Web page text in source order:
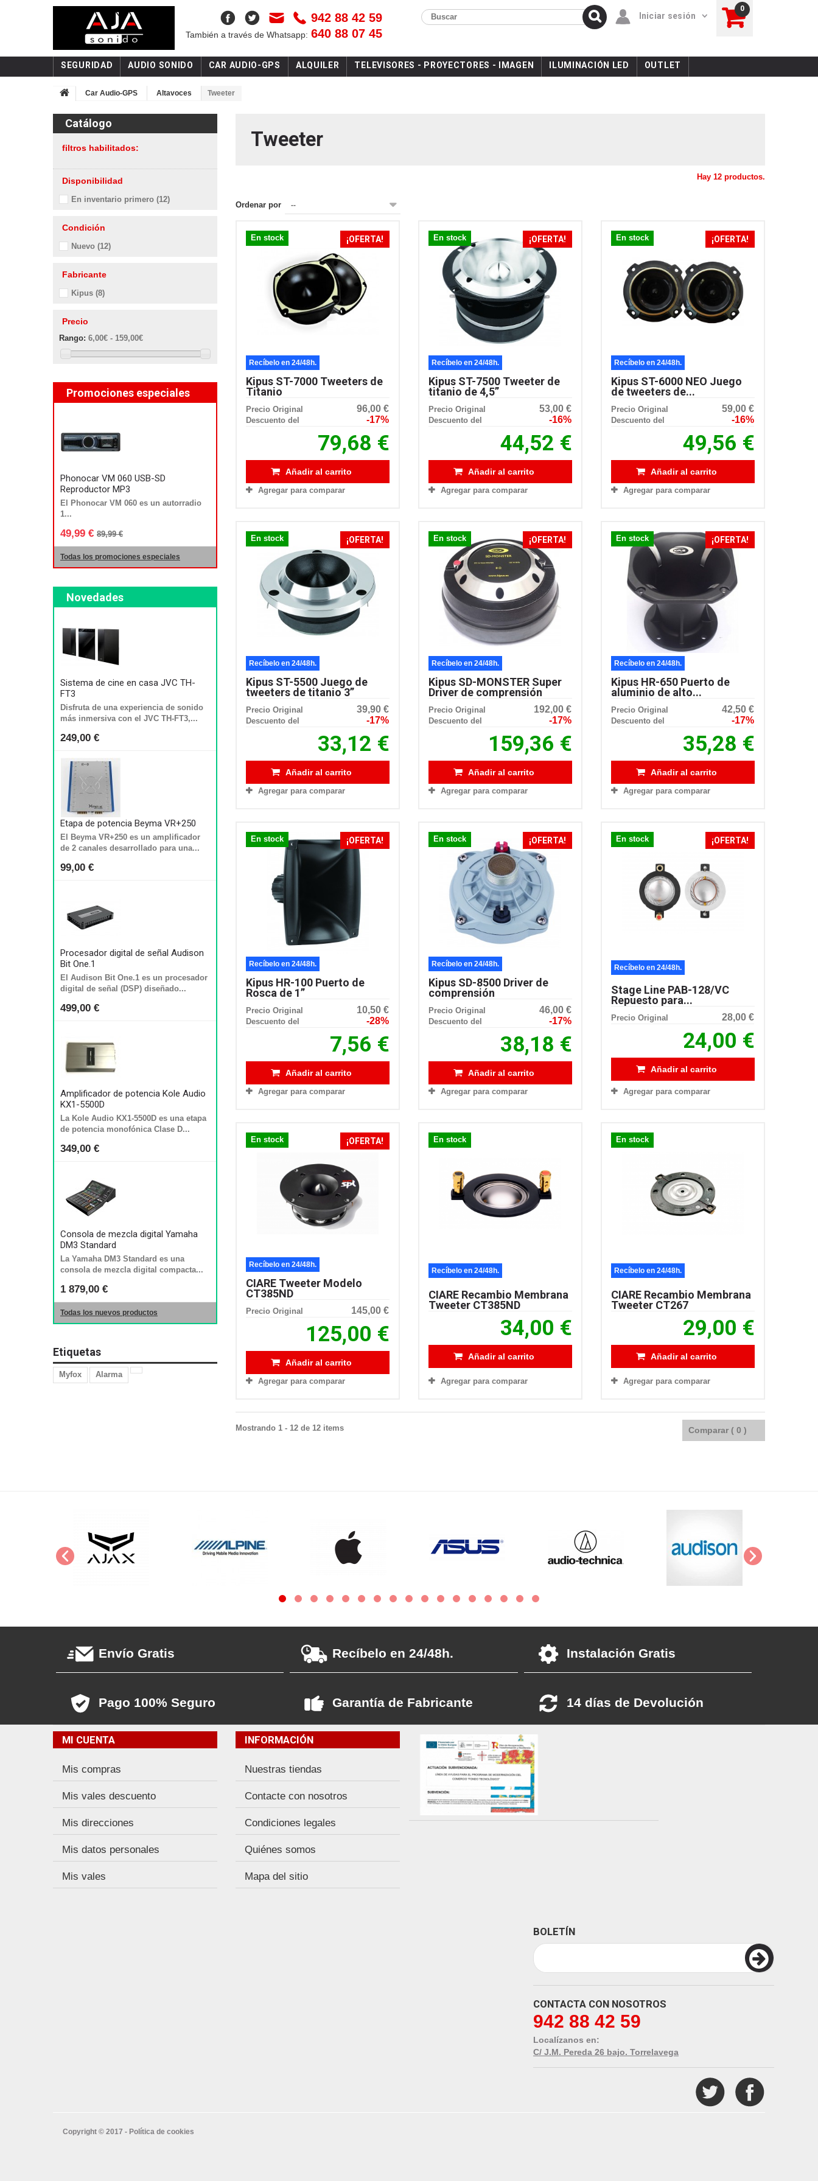
942 88 42 59
También a través de Whatsapp: 640 88 07 45
Buscar Iniciar sesión
0
SEGURIDAD AUDIO SONIDO CAR AUDIO-GPS ALQUILER TELEVISORES - PROYECTORES - IMAGEN ILUMINACIÓN LED OUTLET
Car Audio-GPS Altavoces Tweeter
Tweeter
Hay 12 productos.
Ordenar por --
En stock ¡OFERTA!
Recíbelo en 24/48h.
Kipus ST-7000 Tweeters de
Titanio
Precio Original 96,00 €
Descuento del -17%
79,68 €
Añadir al carrito
Agregar para comparar
En stock ¡OFERTA!
Recíbelo en 24/48h.
Kipus ST-7500 Tweeter de
titanio de 4,5”
Precio Original 53,00 €
Descuento del -16%
44,52 €
Añadir al carrito
Agregar para comparar
En stock ¡OFERTA!
Recíbelo en 24/48h.
Kipus ST-6000 NEO Juego
de tweeters de...
Precio Original 59,00 €
Descuento del -16%
49,56 €
Añadir al carrito
Agregar para comparar
En stock ¡OFERTA!
Recíbelo en 24/48h.
Kipus ST-5500 Juego de
tweeters de titanio 3”
Precio Original 39,90 €
Descuento del -17%
33,12 €
Añadir al carrito
Agregar para comparar
En stock ¡OFERTA!
Recíbelo en 24/48h.
Kipus SD-MONSTER Super
Driver de comprensión
Precio Original 192,00 €
Descuento del -17%
159,36 €
Añadir al carrito
Agregar para comparar
En stock ¡OFERTA!
Recíbelo en 24/48h.
Kipus HR-650 Puerto de
aluminio de alto...
Precio Original 42,50 €
Descuento del -17%
35,28 €
Añadir al carrito
Agregar para comparar
En stock ¡OFERTA!
Recíbelo en 24/48h.
Kipus HR-100 Puerto de
Rosca de 1”
Precio Original 10,50 €
Descuento del -28%
7,56 €
Añadir al carrito
Agregar para comparar
En stock ¡OFERTA!
Recíbelo en 24/48h.
Kipus SD-8500 Driver de
comprensión
Precio Original 46,00 €
Descuento del -17%
38,18 €
Añadir al carrito
Agregar para comparar
En stock ¡OFERTA!
Recíbelo en 24/48h.
Stage Line PAB-128/VC
Repuesto para...
Precio Original 28,00 €
24,00 €
Añadir al carrito
Agregar para comparar
En stock ¡OFERTA!
Recíbelo en 24/48h.
CIARE Tweeter Modelo
CT385ND
Precio Original 145,00 €
125,00 €
Añadir al carrito
Agregar para comparar
En stock
Recíbelo en 24/48h.
CIARE Recambio Membrana
Tweeter CT385ND
34,00 €
Añadir al carrito
Agregar para comparar
En stock
Recíbelo en 24/48h.
CIARE Recambio Membrana
Tweeter CT267
29,00 €
Añadir al carrito
Agregar para comparar
Comparar ( 0 )
Mostrando 1 - 12 de 12 items
Catálogo
filtros habilitados:
Disponibilidad
En inventario primero (12)
Condición
Nuevo (12)
Fabricante
Kipus (8)
Precio
Rango: 6,00€ - 159,00€
Promociones especiales
Phonocar VM 060 USB-SD
Reproductor MP3
El Phonocar VM 060 es un autorradio
1...
49,99 € 89,99 €
Todas los promociones especiales
Novedades
Sistema de cine en casa JVC TH-
FT3
Disfruta de una experiencia de sonido
más inmersiva con el JVC TH-FT3,...
249,00 €
Etapa de potencia Beyma VR+250
El Beyma VR+250 es un amplificador
de 2 canales desarrollado para una...
99,00 €
Procesador digital de señal Audison
Bit One.1
El Audison Bit One.1 es un procesador
digital de señal (DSP) diseñado...
499,00 €
Amplificador de potencia Kole Audio
KX1-5500D
La Kole Audio KX1-5500D es una etapa
de potencia monofónica Clase D...
349,00 €
Consola de mezcla digital Yamaha
DM3 Standard
La Yamaha DM3 Standard es una
consola de mezcla digital compacta...
1 879,00 €
Todas los nuevos productos
Etiquetas
Myfox Alarma
Envío Gratis Recíbelo en 24/48h. Instalación Gratis
Pago 100% Seguro Garantía de Fabricante 14 días de Devolución
MI CUENTA
Mis compras
Mis vales descuento
Mis direcciones
Mis datos personales
Mis vales
INFORMACIÓN
Nuestras tiendas
Contacte con nosotros
Condiciones legales
Quiénes somos
Mapa del sitio
BOLETÍN
CONTACTA CON NOSOTROS
942 88 42 59
Localízanos en:
C/ J.M. Pereda 26 bajo. Torrelavega
Copyright © 2017 - Política de cookies